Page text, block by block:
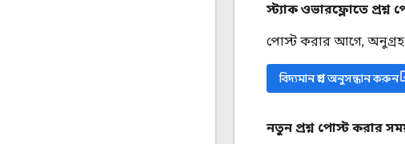
স্ট্যাক ওভারফ্লোতে
পোস্ট করার আগে, অনুগ্রহ
বিদ্যমান প্রশ্ন অনুসন্ধান করুন
নতুন প্রশ্ন পোস্ট করার